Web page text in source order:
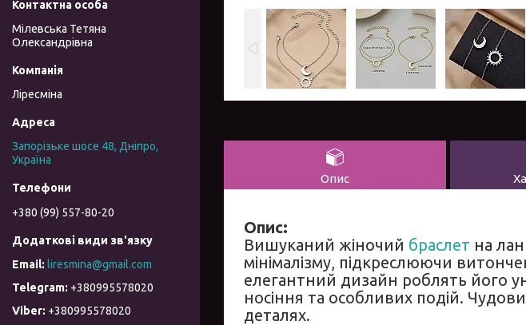
Опис
Опис:
Вишуканий жіночий браслет на
мінімалізму, підкреслюючи
елегантний дизайн роблять його
носіння та особливих подій.
деталях.
Мілевська Тетяна
Олександрівна
Ліресміна
Запорізьке шосе 48, Дніпро,
Україна
+380 (99) 557-80-20
liresmina@gmail.com
+380995578020
+380995578020